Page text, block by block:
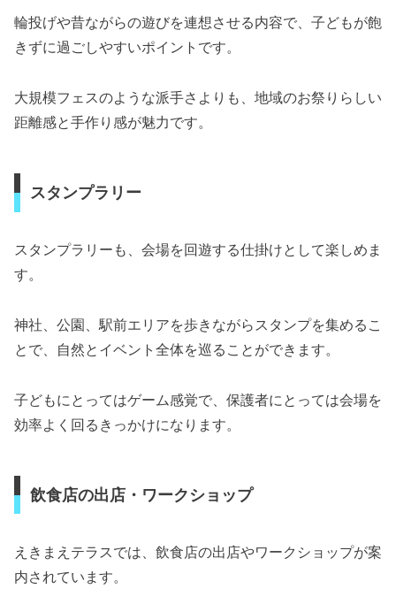
輪投げや昔ながらの遊びを連想させる内容で、子どもが飽
きずに過ごしやすいポイントです。
大規模フェスのような派手さよりも、地域のお祭りらしい
距離感と手作り感が魅力です。
スタンプラリー
スタンプラリーも、会場を回遊する仕掛けとして楽しめま
す。
神社、公園、駅前エリアを歩きながらスタンプを集めるこ
とで、自然とイベント全体を巡ることができます。
子どもにとってはゲーム感覚で、保護者にとっては会場を
効率よく回るきっかけになります。
飲食店の出店・ワークショップ
えきまえテラスでは、飲食店の出店やワークショップが案
内されています。